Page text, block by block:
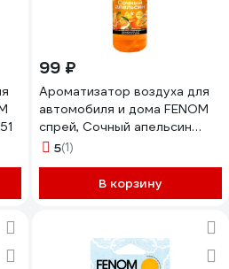
99 ₽
Ароматизатор воздуха для
автомобиля и дома FENOM
спрей, Сочный апельсин
FN641
5(1)
В корзину